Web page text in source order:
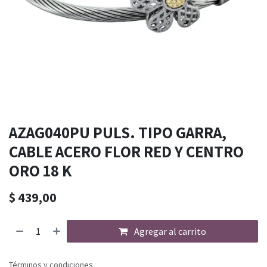
AZAG040PU PULS. TIPO GARRA,
CABLE ACERO FLOR RED Y CENTRO
ORO 18 K
$ 439,00
Agregar al carrito
Términos y condiciones